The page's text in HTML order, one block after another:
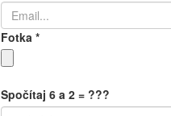
Fotka*
Spočítaj 6 a 2 = ???